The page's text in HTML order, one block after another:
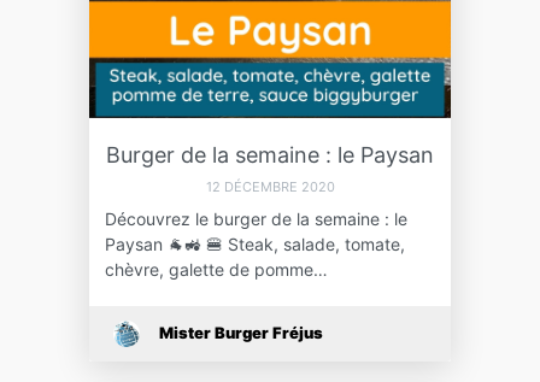
Burger de la semaine : le Paysan
12 DÉCEMBRE 2020
Découvrez le burger de la semaine : le
Paysan 🐐🚜 🍔 Steak, salade, tomate,
chèvre, galette de pomme…
Mister Burger Fréjus